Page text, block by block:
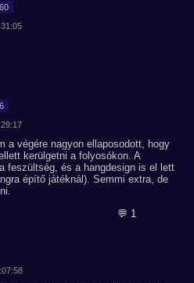
60
a végére nagyon ellaposodott, hogy
kerülgetni a folyosókon. A
feszültség, és a hangdesign is el lett
építő játéknál). Semmi extra, de
💬 1